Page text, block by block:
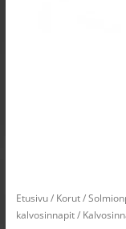
Etusivu/ Korut/
kalvosinnapit/